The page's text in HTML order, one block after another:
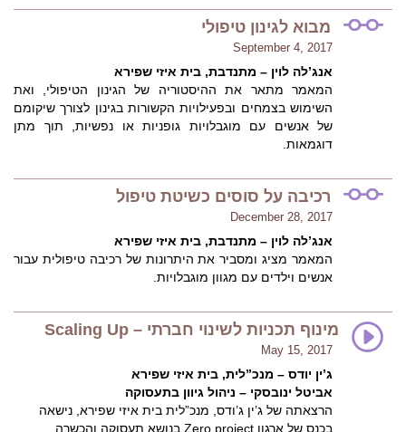
מבוא לגינון טיפולי
September 4, 2017
אנג’לה לוין – מתנדבת, בית איזי שפירא
המאמר מתאר את ההיסטוריה של הגינון הטיפולי, ואת
השימוש בצמחים ובפעילויות הקשורות בגינון לצורך שיקומם
של אנשים עם מוגבלויות גופניות או נפשיות, תוך מתן
דוגמאות.
רכיבה על סוסים כשיטת טיפול
December 28, 2017
אנג’לה לוין – מתנדבת, בית איזי שפירא
המאמר מציג ומסביר את היתרונות של רכיבה טיפולית עבור
אנשים וילדים עם מגוון מוגבלויות.
מינוף תכניות לשינוי חברתי – Scaling Up
May 15, 2017
ג’ין יודס – מנכ”לית, בית איזי שפירא
אביטל ינובסקי – ניהול גיוון בתעסוקה
הרצאתה של ג’ין ג’ודס, מנכ”לית בית איזי שפירא, נישאה
בכנס של ארגון Zero project בנושא תעסוקה והכשרה